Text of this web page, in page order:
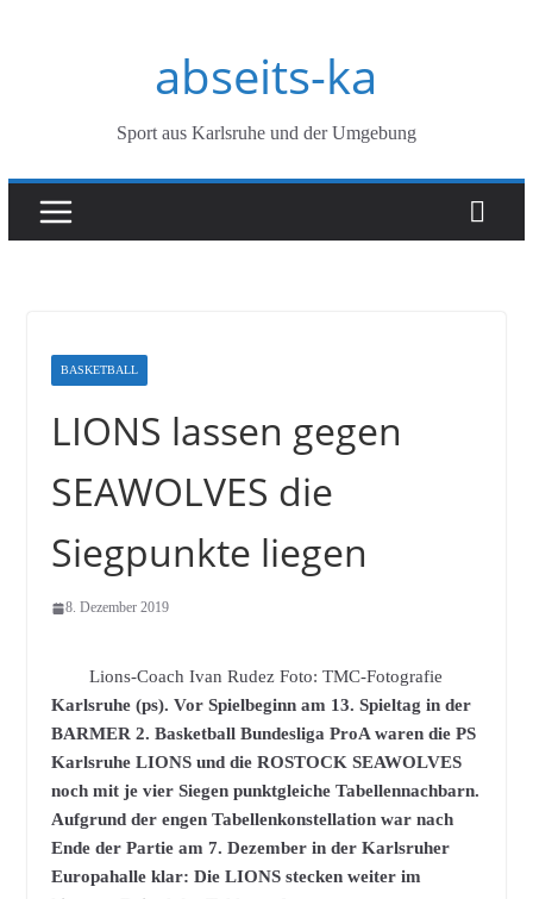
abseits-ka
Sport aus Karlsruhe und der Umgebung
BASKETBALL
LIONS lassen gegen
SEAWOLVES die
Siegpunkte liegen
8. Dezember 2019
Lions-Coach Ivan Rudez Foto: TMC-Fotografie
Karlsruhe (ps). Vor Spielbeginn am 13. Spieltag in der
BARMER 2. Basketball Bundesliga ProA waren die PS
Karlsruhe LIONS und die ROSTOCK SEAWOLVES
noch mit je vier Siegen punktgleiche Tabellennachbarn.
Aufgrund der engen Tabellenkonstellation war nach
Ende der Partie am 7. Dezember in der Karlsruher
Europahalle klar: Die LIONS stecken weiter im